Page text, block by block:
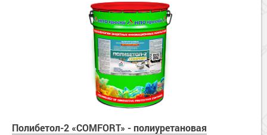
Полибетол-2 «COMFORT» - полиуретановая